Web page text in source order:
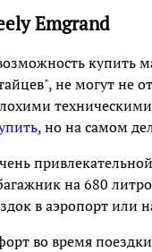
Emgrand
купить
не могут не
, но на самом
на 680
в аэропорт или
во время